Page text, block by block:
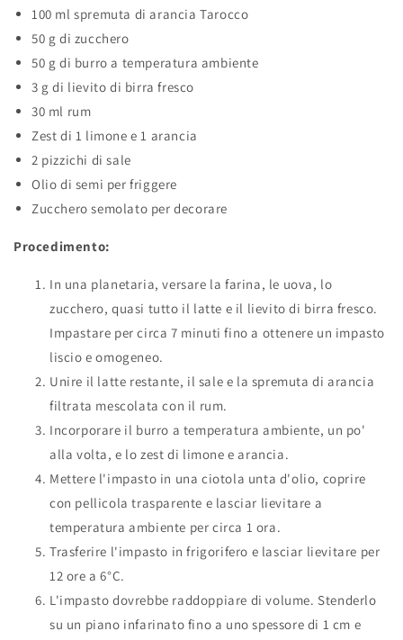
100 ml spremuta di arancia Tarocco
50 g di zucchero
50 g di burro a temperatura ambiente
3 g di lievito di birra fresco
30 ml rum
Zest di 1 limone e 1 arancia
2 pizzichi di sale
Olio di semi per friggere
Zucchero semolato per decorare
Procedimento:
In una planetaria, versare la farina, le uova, lo
zucchero, quasi tutto il latte e il lievito di birra fresco.
Impastare per circa 7 minuti fino a ottenere un impasto
liscio e omogeneo.
Unire il latte restante, il sale e la spremuta di arancia
filtrata mescolata con il rum.
Incorporare il burro a temperatura ambiente, un po'
alla volta, e lo zest di limone e arancia.
Mettere l'impasto in una ciotola unta d'olio, coprire
con pellicola trasparente e lasciar lievitare a
temperatura ambiente per circa 1 ora.
Trasferire l'impasto in frigorifero e lasciar lievitare per
12 ore a 6°C.
L'impasto dovrebbe raddoppiare di volume. Stenderlo
su un piano infarinato fino a uno spessore di 1 cm e